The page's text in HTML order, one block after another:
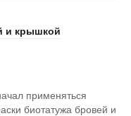
и крышкой
применяться
биотатужа бровей и